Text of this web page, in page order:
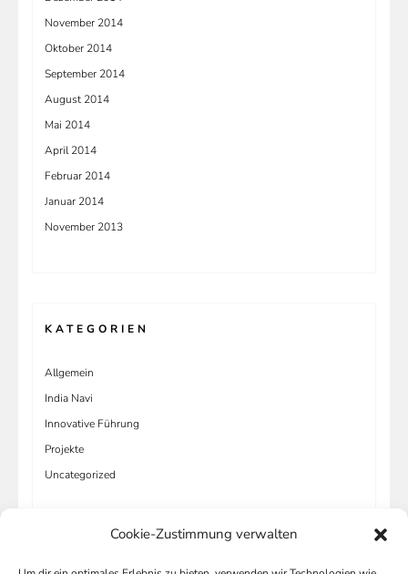
Cookie-Zustimmung verwalten
November 2014
Oktober 2014
September 2014
August 2014
Mai 2014
April 2014
Februar 2014
Januar 2014
November 2013
KATEGORIEN
Allgemein
India Navi
Innovative Führung
Projekte
Uncategorized